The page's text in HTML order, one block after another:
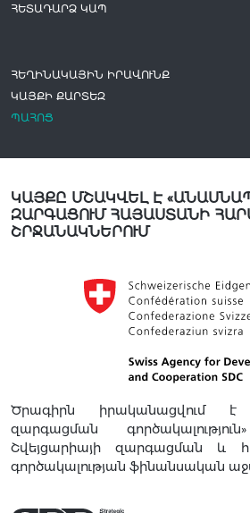
ՀԵՏԱԴԱՐՁ ԿԱՊ
ՀԵՂԻՆԱԿԱՅԻՆ ԻՐԱՎՈՒՆՔ
ԿԱՅՔԻ ՔԱՐՏԵԶ
ՊԱՀՈՑ
ԿԱՅՔԸ ՄՇԱԿՎԵԼ Է
ԶԱՐԳԱՑՈՒՄ ՀԱՅԱՍՏԱՆԻ
ՇՐՋԱՆԱԿՆԵՐՈՒՄ
Ծրագիրն իրականացվում է
զարգացման
Շվեյցարիայի զարգացման և
գործակալության ֆինանսական